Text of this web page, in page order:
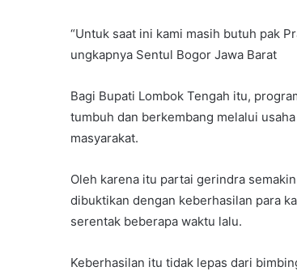
“Untuk saat ini kami masih butuh pak
ungkapnya Sentul Bogor Jawa Barat
Bagi Bupati Lombok Tengah itu,
tumbuh dan berkembang melalui
masyarakat.
Oleh karena itu partai gerindra
dibuktikan dengan keberhasilan para
serentak beberapa waktu lalu.
Keberhasilan itu tidak lepas dari